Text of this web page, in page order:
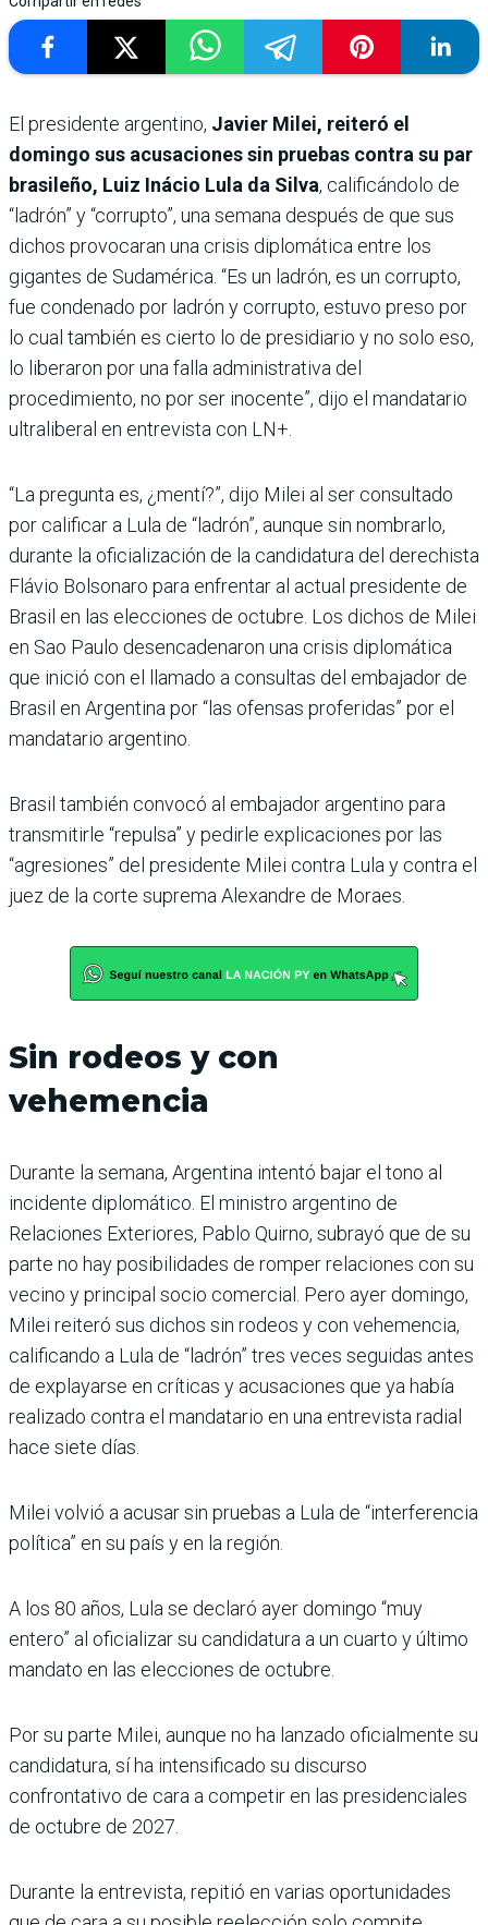
El presidente argentino, Javier Milei, reiteró el
domingo sus acusaciones sin pruebas contra su par
brasileño, Luiz Inácio Lula da Silva, calificándolo de
“ladrón” y “corrupto”, una semana después de que sus
dichos provocaran una crisis diplomática entre los
gigantes de Sudamérica. “Es un ladrón, es un corrupto,
fue condenado por ladrón y corrupto, estuvo preso por
lo cual también es cierto lo de presidiario y no solo eso,
lo liberaron por una falla administrativa del
procedimiento, no por ser inocente”, dijo el mandatario
ultraliberal en entrevista con LN+.
“La pregunta es, ¿mentí?”, dijo Milei al ser consultado
por calificar a Lula de “ladrón”, aunque sin nombrarlo,
durante la oficialización de la candidatura del derechista
Flávio Bolsonaro para enfrentar al actual presidente de
Brasil en las elecciones de octubre. Los dichos de Milei
en Sao Paulo desencadenaron una crisis diplomática
que inició con el llamado a consultas del embajador de
Brasil en Argentina por “las ofensas proferidas” por el
mandatario argentino.
Brasil también convocó al embajador argentino para
transmitirle “repulsa” y pedirle explicaciones por las
“agresiones” del presidente Milei contra Lula y contra el
juez de la corte suprema Alexandre de Moraes.
Sin rodeos y con
vehemencia
Durante la semana, Argentina intentó bajar el tono al
incidente diplomático. El ministro argentino de
Relaciones Exteriores, Pablo Quirno, subrayó que de su
parte no hay posibilidades de romper relaciones con su
vecino y principal socio comercial. Pero ayer domingo,
Milei reiteró sus dichos sin rodeos y con vehemencia,
calificando a Lula de “ladrón” tres veces seguidas antes
de explayarse en críticas y acusaciones que ya había
realizado contra el mandatario en una entrevista radial
hace siete días.
Milei volvió a acusar sin pruebas a Lula de “interferencia
política” en su país y en la región.
A los 80 años, Lula se declaró ayer domingo “muy
entero” al oficializar su candidatura a un cuarto y último
mandato en las elecciones de octubre.
Por su parte Milei, aunque no ha lanzado oficialmente su
candidatura, sí ha intensificado su discurso
confrontativo de cara a competir en las presidenciales
de octubre de 2027.
Durante la entrevista, repitió en varias oportunidades